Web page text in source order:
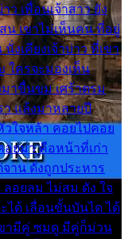
ว เพื่อนเจ้าสาว ยัง
น เขาไม่เห็นคน ที่อยู่
งเคียงเจ้าบ่าว ที่เขา
ใครจะมองเห็น
มาขื่นขม เศร้าตรม
า แล้งมาหลายปี
ใจหล้า คอยไปคอย
ยมา คือหน้าที่เก่า
าน ดั่งถูกประหาร
อยลม ไม่สม ดัง ใจ
ได้ เลื่อนขั้นบันได ได้
ขามีคู่ ซมดู มีคู่ก็ม่วน